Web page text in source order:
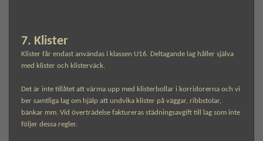
7. Klister
Klister får endast användas i klassen U16. Deltagande lag håller själva
med klister och klisterväck.
Det är inte tillåtet att värma upp med klisterbollar i korridorerna och vi
ber samtliga lag om hjälp att undvika klister på väggar, ribbstolar,
bänkar mm. Vid överträdelse faktureras städningsavgift till lag som inte
följer dessa regler.